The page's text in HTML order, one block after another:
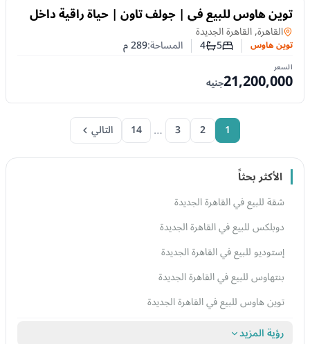
للبيع توين هاوس للبيع في | جولف تاون | حياة راقية داخل
مشروع متكامل
توين هاوسفي
القاهرة, القاهرة الجديدة
توين هاوس عدد غرف النوم
5عدد الحمامات
4 المساحة:289م
السعر
21,200,000جنيه
1
2
3
…
14 التالي
الأكثر بحثاً
شقة للبيع في القاهرة الجديدة
دوبلكس للبيع في القاهرة الجديدة
إستوديو للبيع في القاهرة الجديدة
بنتهاوس للبيع في القاهرة الجديدة
توين هاوس للبيع في القاهرة الجديدة
رؤية المزيد